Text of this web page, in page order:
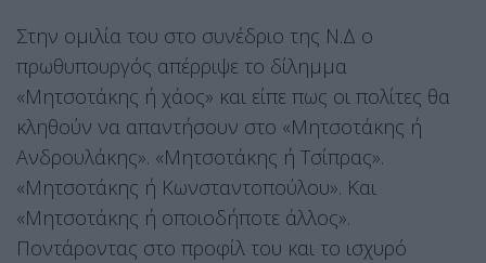
Στην ομιλία του στο συνέδριο της Ν.Δ ο
πρωθυπουργός απέρριψε το δίλημμα
«Μητσοτάκης ή χάος» και είπε πως οι πολίτες θα
κληθούν να απαντήσουν στο «Μητσοτάκης ή
Ανδρουλάκης». «Μητσοτάκης ή Τσίπρας».
«Μητσοτάκης ή Κωνσταντοπούλου». Και
«Μητσοτάκης ή οποιοδήποτε άλλος».
Ποντάροντας στο προφίλ του και το ισχυρό